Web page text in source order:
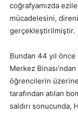
coğrafyamızda
mücadelesini,
gerçekleştirilmiştir.
Bundan 44 yıl
Merkez
öğrencilerin
tarafından atılan
saldırı sonucunda,